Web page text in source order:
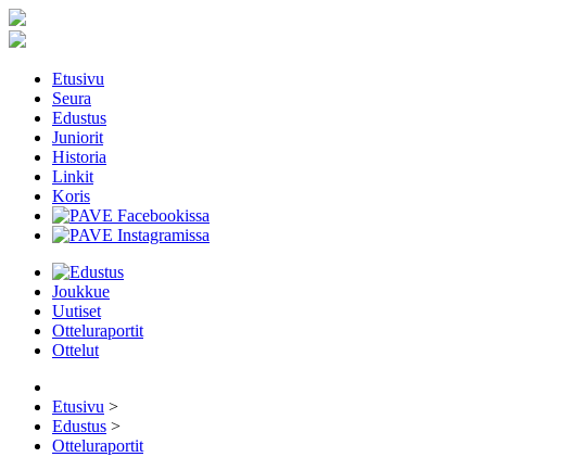
Etusivu
Seura
Edustus
Juniorit
Historia
Linkit
Koris
Joukkue
Uutiset
Otteluraportit
Ottelut
Etusivu >
Edustus >
Otteluraportit